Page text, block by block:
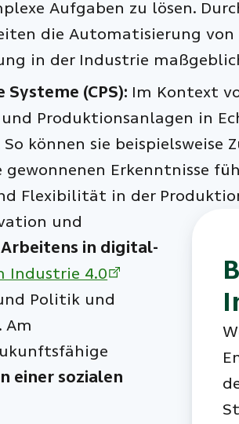
Aufgaben zu lösen.
die Automatisierung von
in der Industrie
Systeme (CPS): Im Kontext
und Produktionsanlagen in
können sie beispielsweise
gewonnenen Erkenntnisse
Flexibilität in der
und
in digital-
Industrie 4.0
Politik und
Am
einer sozialen